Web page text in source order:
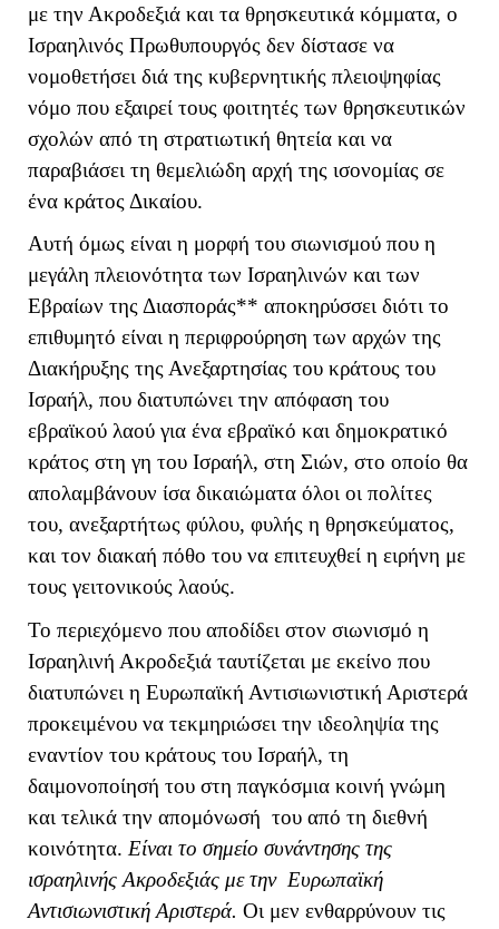
με την Ακροδεξιά και τα θρησκευτικά κόμματα, ο
Ισραηλινός Πρωθυπουργός δεν δίστασε να
νομοθετήσει διά της κυβερνητικής πλειοψηφίας
νόμο που εξαιρεί τους φοιτητές των θρησκευτικών
σχολών από τη στρατιωτική θητεία και να
παραβιάσει τη θεμελιώδη αρχή της ισονομίας σε
ένα κράτος Δικαίου.
Αυτή όμως είναι η μορφή του σιωνισμού που η
μεγάλη πλειονότητα των Ισραηλινών και των
Εβραίων της Διασποράς** αποκηρύσσει διότι το
επιθυμητό είναι η περιφρούρηση των αρχών της
Διακήρυξης της Ανεξαρτησίας του κράτους του
Ισραήλ, που διατυπώνει την απόφαση του
εβραϊκού λαού για ένα εβραϊκό και δημοκρατικό
κράτος στη γη του Ισραήλ, στη Σιών, στο οποίο θα
απολαμβάνουν ίσα δικαιώματα όλοι οι πολίτες
του, ανεξαρτήτως φύλου, φυλής η θρησκεύματος,
και τον διακαή πόθο του να επιτευχθεί η ειρήνη με
τους γειτονικούς λαούς.
Το περιεχόμενο που αποδίδει στον σιωνισμό η
Ισραηλινή Ακροδεξιά ταυτίζεται με εκείνο που
διατυπώνει η Ευρωπαϊκή Αντισιωνιστική Αριστερά
προκειμένου να τεκμηριώσει την ιδεοληψία της
εναντίον του κράτους του Ισραήλ, τη
δαιμονοποίησή του στη παγκόσμια κοινή γνώμη
και τελικά την απομόνωσή του από τη διεθνή
κοινότητα. Είναι το σημείο συνάντησης της
ισραηλινής Ακροδεξιάς με την Ευρωπαϊκή
Αντισιωνιστική Αριστερά. Οι μεν ενθαρρύνουν τις